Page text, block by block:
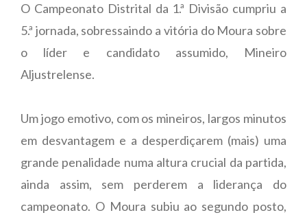
O Campeonato Distrital da 1.ª Divisão cumpriu a
5.ª jornada, sobressaindo a vitória do Moura sobre
o líder e candidato assumido, Mineiro
Aljustrelense.
Um jogo emotivo, com os mineiros, largos minutos
em desvantagem e a desperdiçarem (mais) uma
grande penalidade numa altura crucial da partida,
ainda assim, sem perderem a liderança do
campeonato. O Moura subiu ao segundo posto,